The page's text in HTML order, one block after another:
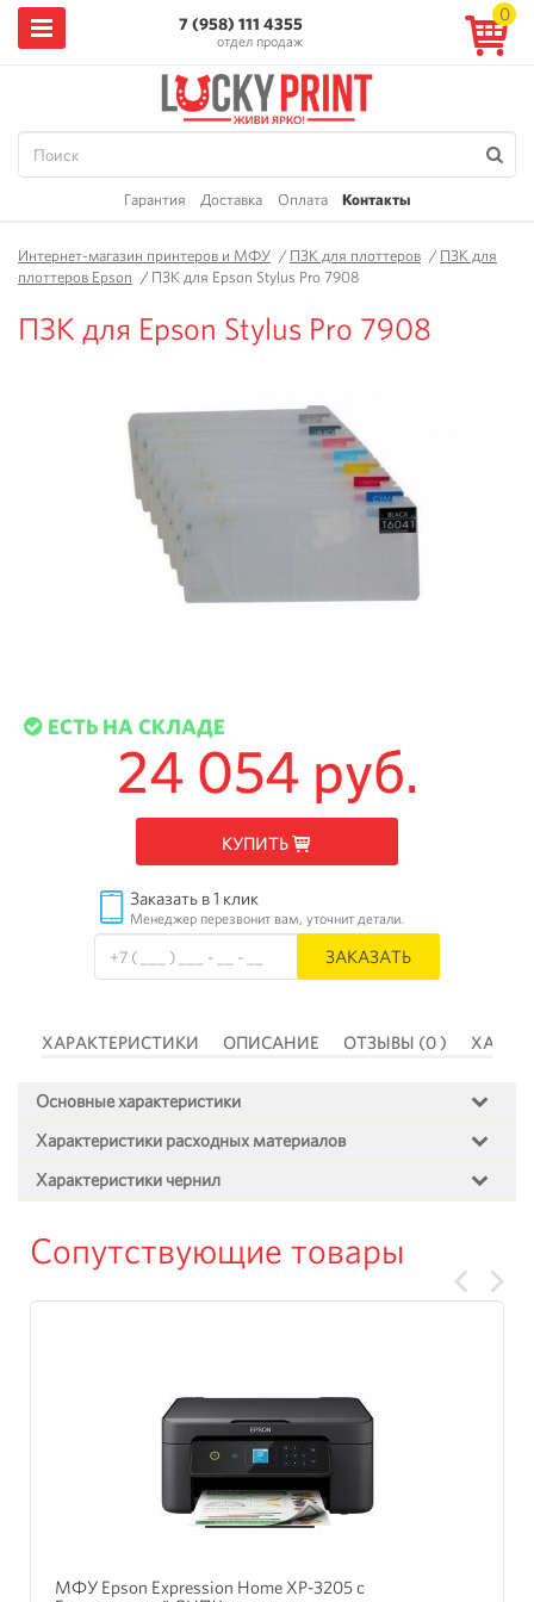
7 (958) 111 4355
отдел продаж
0
Гарантия Доставка Оплата Контакты
Интернет-магазин принтеров и МФУ /ПЗК для плоттеров /ПЗК для
плоттеров Epson /ПЗК для Epson Stylus Pro 7908
ПЗК для Epson Stylus Pro 7908
ЕСТЬ НА СКЛАДЕ
24 054 руб.
КУПИТЬ
Заказать в 1 клик
Менеджер перезвонит вам, уточнит детали.
ЗАКАЗАТЬ
ХАРАКТЕРИСТИКИ ОПИСАНИЕ ОТЗЫВЫ (0 )
Основные характеристики
Характеристики расходных материалов
Характеристики чернил
Сопутствующие товары
МФУ Epson Expression Home XP-3205 с